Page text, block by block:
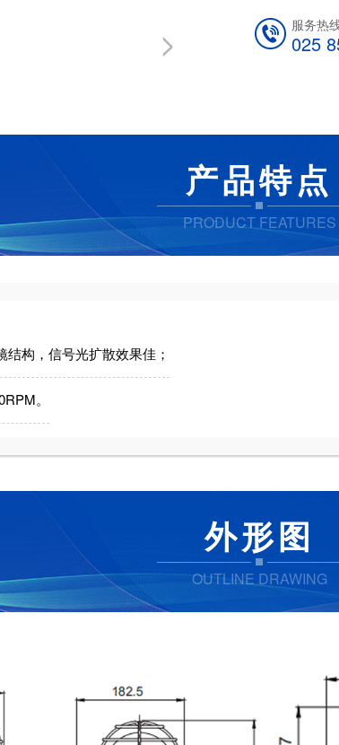
服务热
025
产品特点
PRODUCT FEATURES
结构，信号光扩散效果佳；
。
外形图
OUTLINE DRAWING